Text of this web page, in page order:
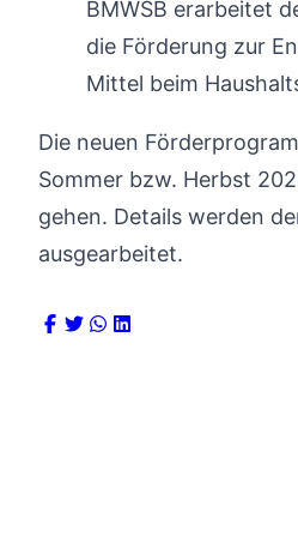
BMWSB erarbeitet
die Förderung zur
Mittel beim
Die neuen
Sommer bzw. Herbst
gehen. Details werden
ausgearbeitet.